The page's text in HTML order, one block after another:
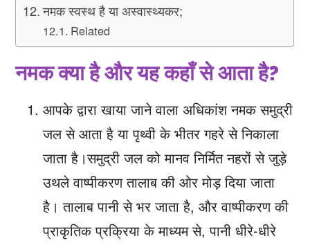
नमक स्वस्थ है या अस्वास्थ्यकर;
Related
नमक क्या है और यह कहाँ से आता है?
आपके द्वारा खाया जाने वाला अधिकांश नमक समुद्री
जल से आता है या पृथ्वी के भीतर गहरे से निकाला
जाता है।समुद्री जल को मानव निर्मित नहरों से जुड़े
उथले वाष्पीकरण तालाब की ओर मोड़ दिया जाता
है। तालाब पानी से भर जाता है, और वाष्पीकरण की
प्राकृतिक प्रक्रिया के माध्यम से, पानी धीरे-धीरे